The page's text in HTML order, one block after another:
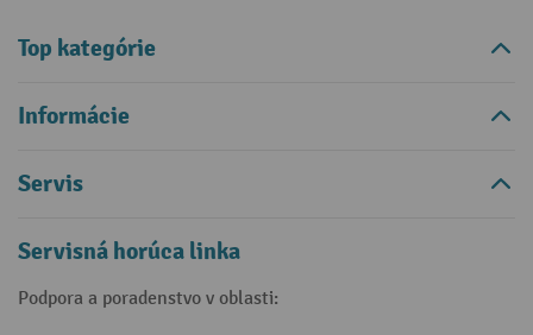
Top kategórie
Informácie
Servis
Servisná horúca linka
Podpora a poradenstvo v oblasti: